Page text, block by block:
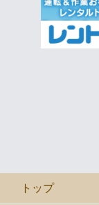
トップ